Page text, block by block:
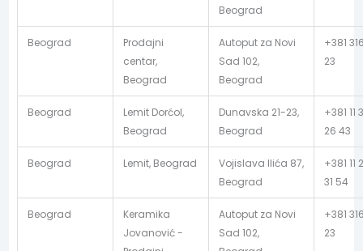
Beograd
Beograd
Prodajni
centar,
Beograd
Autoput za Novi
Sad 102,
Beograd
+381
23
Beograd
Lemit Dorćol,
Beograd
Dunavska 21-23,
Beograd
+381 11
26 43
Beograd Lemit, Beograd
Vojislava Ilića 87,
Beograd
+381 11
31 54
Beograd
Keramika
Jovanović -
Autoput za Novi
Sad 102,
+381
23